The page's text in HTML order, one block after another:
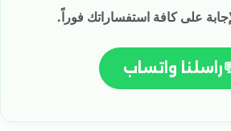
على كافة استفساراتك فوراً.
راسلنا واتساب